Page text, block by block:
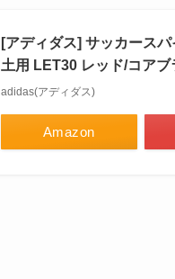
[アディダス] サッカース
土用 LET30 レッド/コア
adidas(アディダス)
Amazon